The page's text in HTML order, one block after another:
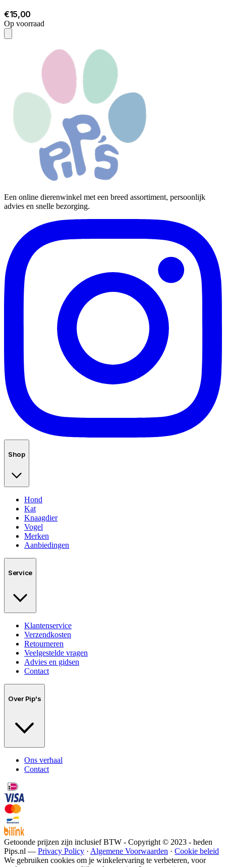
€15,00
Op voorraad
Een online dierenwinkel met een breed assortiment, persoonlijk
advies en snelle bezorging.
Shop
Hond
Kat
Knaagdier
Vogel
Merken
Aanbiedingen
Service
Klantenservice
Verzendkosten
Retourneren
Veelgestelde vragen
Advies en gidsen
Contact
Over Pip's
Ons verhaal
Contact
Getoonde prijzen zijn inclusief BTW - Copyright © 2023 - heden
Pips.nl — Privacy Policy · Algemene Voorwaarden · Cookie beleid
We gebruiken cookies om je winkelervaring te verbeteren, voor